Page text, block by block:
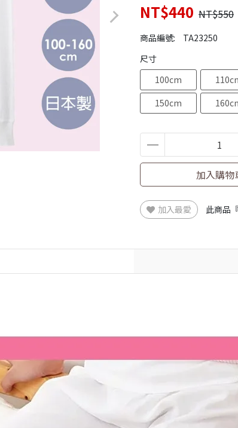
NT$440 NT$550
商品編號:
TA23250
尺寸
100cm
150cm
加入購物
加入最愛 此商品